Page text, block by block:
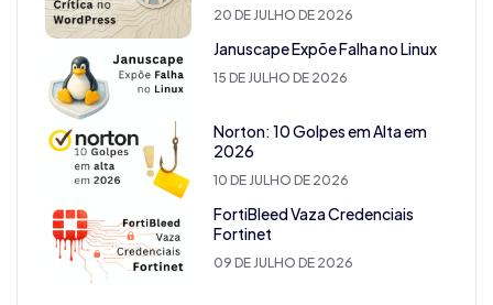
20 DE JULHO DE 2026
Januscape Expõe Falha no Linux
15 DE JULHO DE 2026
Norton: 10 Golpes em Alta em
2026
10 DE JULHO DE 2026
FortiBleed Vaza Credenciais
Fortinet
09 DE JULHO DE 2026